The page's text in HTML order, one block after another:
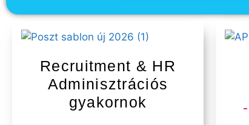
Recruitment & HR
Adminisztrációs
gyakornok